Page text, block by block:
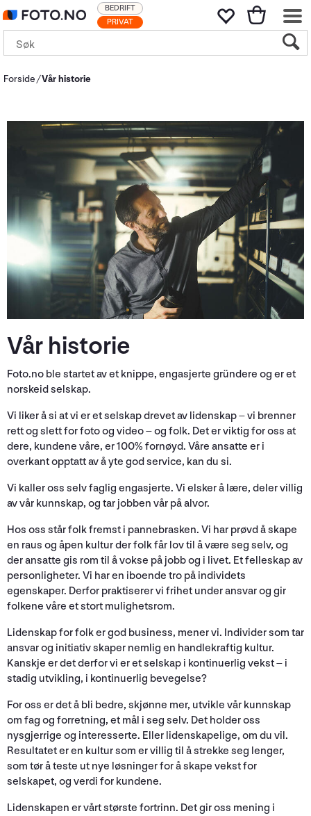
PRIVAT
BEDRIFT
Forside Vår historie
Vår historie
Foto.no ble startet av et knippe, engasjerte gründere og er et
norskeid selskap.
Vi liker å si at vi er et selskap drevet av lidenskap – vi brenner
rett og slett for foto og video – og folk. Det er viktig for oss at
dere, kundene våre, er 100% fornøyd. Våre ansatte er i
overkant opptatt av å yte god service, kan du si.
Vi kaller oss selv faglig engasjerte. Vi elsker å lære, deler villig
av vår kunnskap, og tar jobben vår på alvor.
Hos oss står folk fremst i pannebrasken. Vi har prøvd å skape
en raus og åpen kultur der folk får lov til å være seg selv, og
der ansatte gis rom til å vokse på jobb og i livet. Et felleskap av
personligheter. Vi har en iboende tro på individets
egenskaper. Derfor praktiserer vi frihet under ansvar og gir
folkene våre et stort mulighetsrom.
Lidenskap for folk er god business, mener vi. Individer som tar
ansvar og initiativ skaper nemlig en handlekraftig kultur.
Kanskje er det derfor vi er et selskap i kontinuerlig vekst – i
stadig utvikling, i kontinuerlig bevegelse?
For oss er det å bli bedre, skjønne mer, utvikle vår kunnskap
om fag og forretning, et mål i seg selv. Det holder oss
nysgjerrige og interesserte. Eller lidenskapelige, om du vil.
Resultatet er en kultur som er villig til å strekke seg lenger,
som tør å teste ut nye løsninger for å skape vekst for
selskapet, og verdi for kundene.
Lidenskapen er vårt største fortrinn. Det gir oss mening i